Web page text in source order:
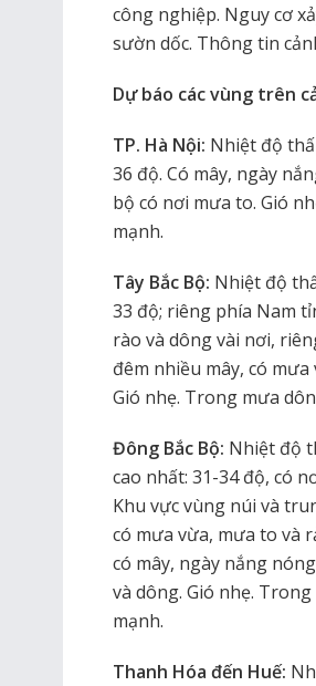
công nghiệp. Nguy cơ
sườn dốc. Thông tin
Dự báo các vùng trên
TP. Hà Nội: Nhiệt độ
36 độ. Có mây, ngày
bộ có nơi mưa to. Gió
mạnh.
Tây Bắc Bộ: Nhiệt độ
33 độ; riêng phía Nam
rào và dông vài nơi,
đêm nhiều mây, có
Gió nhẹ. Trong mưa
Đông Bắc Bộ: Nhiệt độ
cao nhất: 31-34 độ, có
Khu vực vùng núi và
có mưa vừa, mưa to và
có mây, ngày nắng
và dông. Gió nhẹ.
mạnh.
Thanh Hóa đến Huế: